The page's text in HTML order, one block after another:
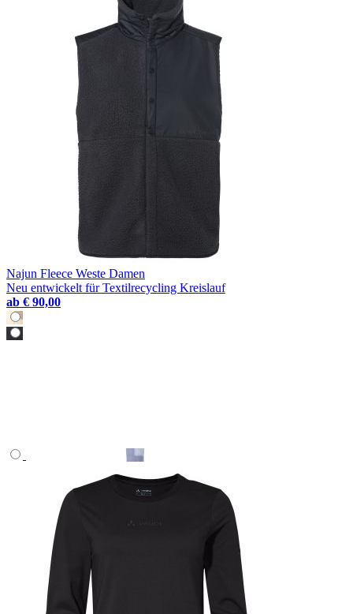
Najun Fleece Weste Damen
Neu entwickelt für Textilrecycling Kreislauf
ab € 90,00